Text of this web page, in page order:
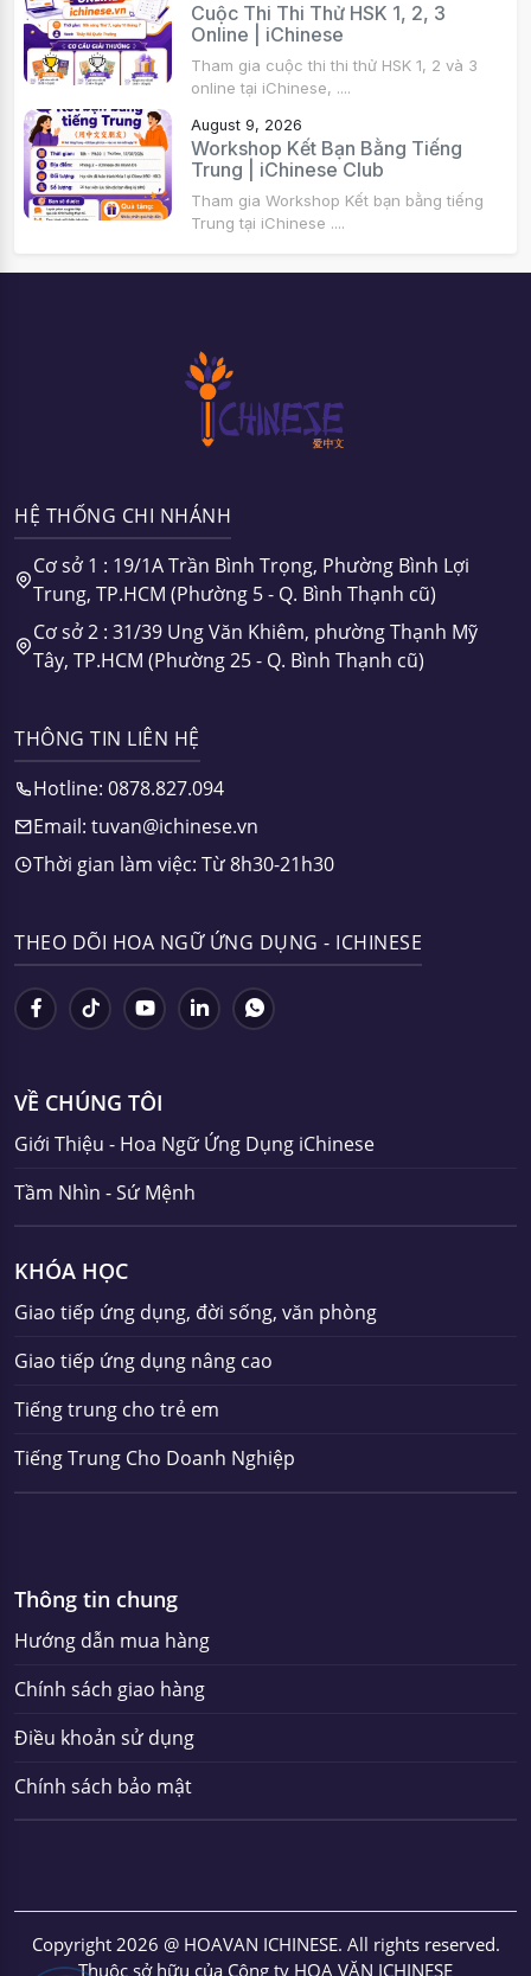
Cuộc Thi Thi Thử HSK 1, 2, 3
Online | iChinese
Tham gia cuộc thi thi thử HSK 1, 2 và 3
online tại iChinese, ....
August 9, 2026
Workshop Kết Bạn Bằng Tiếng
Trung | iChinese Club
Tham gia Workshop Kết bạn bằng tiếng
Trung tại iChinese ....
HỆ THỐNG CHI NHÁNH
Cơ sở 1 : 19/1A Trần Bình Trọng, Phường Bình Lợi
Trung, TP.HCM (Phường 5 - Q. Bình Thạnh cũ)
Cơ sở 2 : 31/39 Ung Văn Khiêm, phường Thạnh Mỹ
Tây, TP.HCM (Phường 25 - Q. Bình Thạnh cũ)
THÔNG TIN LIÊN HỆ
Hotline: 0878.827.094
Email: tuvan@ichinese.vn
Thời gian làm việc: Từ 8h30-21h30
THEO DÕI HOA NGỮ ỨNG DỤNG - ICHINESE
VỀ CHÚNG TÔI
Giới Thiệu - Hoa Ngữ Ứng Dụng iChinese
Tầm Nhìn - Sứ Mệnh
KHÓA HỌC
Giao tiếp ứng dụng, đời sống, văn phòng
Giao tiếp ứng dụng nâng cao
Tiếng trung cho trẻ em
Tiếng Trung Cho Doanh Nghiệp
Thông tin chung
Hướng dẫn mua hàng
Chính sách giao hàng
Điều khoản sử dụng
Chính sách bảo mật
Copyright 2026 @ HOAVAN ICHINESE. All rights reserved.
Thuộc sở hữu của Công ty HOA VĂN ICHINESE